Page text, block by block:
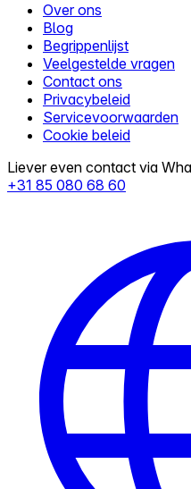
Over ons
Blog
Begrippenlijst
Veelgestelde vragen
Contact ons
Privacybeleid
Servicevoorwaarden
Cookie beleid
Liever even contact via
+31 85 080 68 60